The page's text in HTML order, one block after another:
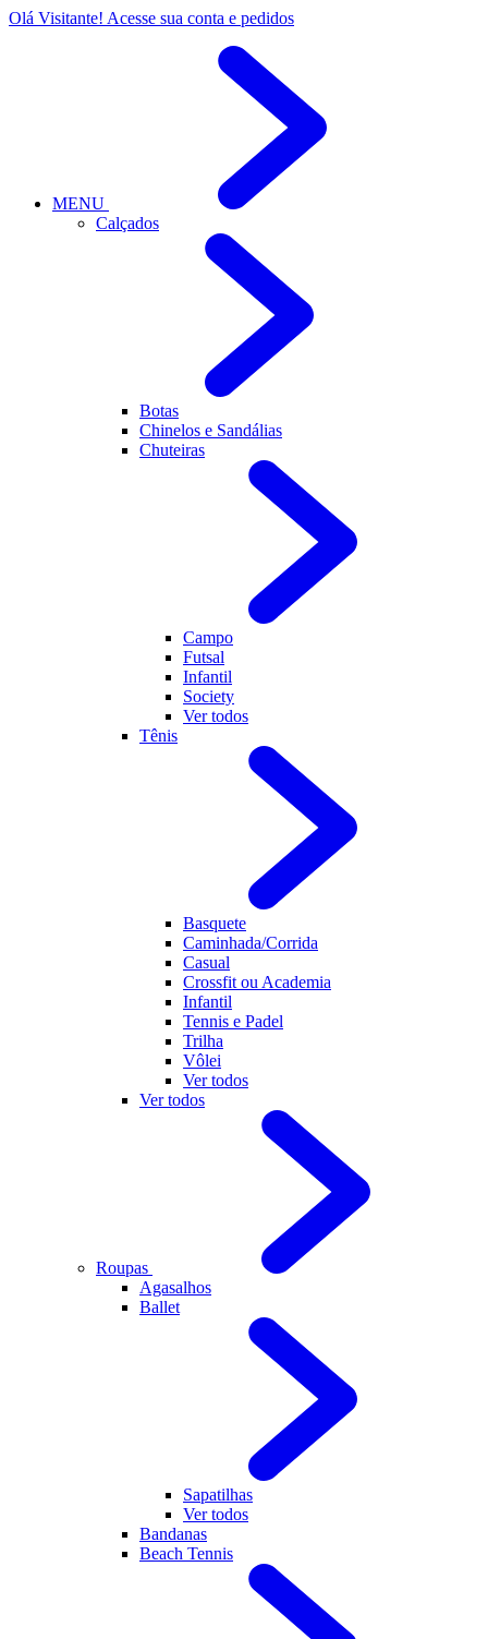
Olá Visitante! Acesse sua conta e pedidos
MENU
Calçados
Botas
Chinelos e Sandálias
Chuteiras
Campo
Futsal
Infantil
Society
Ver todos
Tênis
Basquete
Caminhada/Corrida
Casual
Crossfit ou Academia
Infantil
Tennis e Padel
Trilha
Vôlei
Ver todos
Ver todos
Roupas
Agasalhos
Ballet
Sapatilhas
Ver todos
Bandanas
Beach Tennis